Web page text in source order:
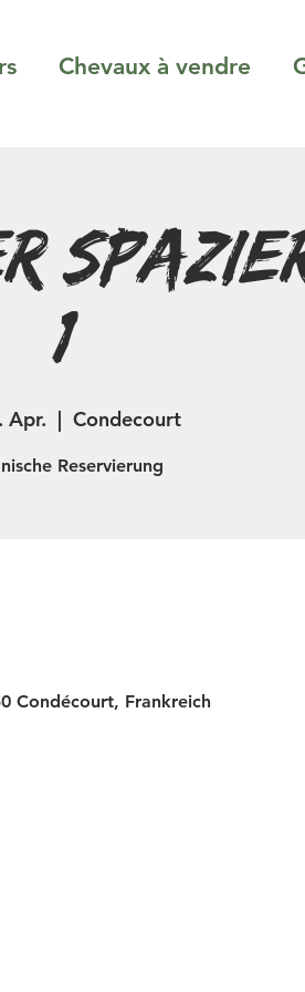
Chevaux à vendre
(1)
Apr.
  |
Condecourt
Reservierung
Condécourt, Frankreich